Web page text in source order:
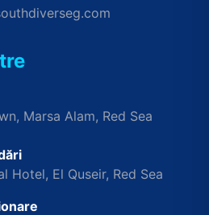
Marsa Alam, Red Sea
Hotel, El Quseir, Red Sea